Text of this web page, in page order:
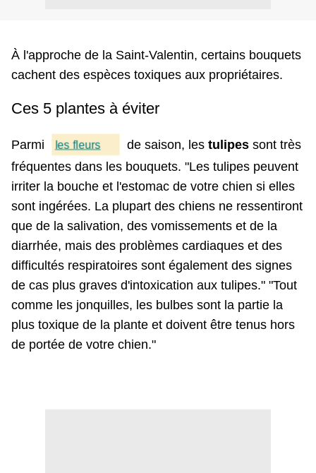
À l'approche de la Saint-Valentin, certains bouquets
cachent des espèces toxiques aux propriétaires.
Ces 5 plantes à éviter
Parmi les fleurs de saison, les tulipes sont très
fréquentes dans les bouquets. "Les tulipes peuvent
irriter la bouche et l'estomac de votre chien si elles
sont ingérées. La plupart des chiens ne ressentiront
que de la salivation, des vomissements et de la
diarrhée, mais des problèmes cardiaques et des
difficultés respiratoires sont également des signes
de cas plus graves d'intoxication aux tulipes." "Tout
comme les jonquilles, les bulbes sont la partie la
plus toxique de la plante et doivent être tenus hors
de portée de votre chien."